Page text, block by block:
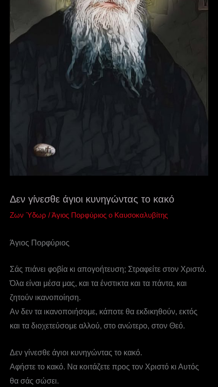
Δεν γίνεσθε άγιοι κυνηγώντας το κακό
Ζων Ύδωρ /Άγιος Πορφύριος ο Καυσοκαλυβίτης
Άγιος Πορφύριος
Σάς πιάνει φοβία κι απογοήτευση; Στραφείτε στον Χριστό.
Όλα είναι μέσα μας, και τα ένστικτα και τα πάντα, και
ζητούν ικανοποίηση.
Αν δεν τα ικανοποιήσομε, κάποτε θα εκδικηθούν, εκτός
και τα διοχετεύσομε αλλού, στο ανώτερο, στον Θεό.
Δεν γίνεσθε άγιοι κυνηγώντας το κακό.
Αφήστε το κακό. Να κοιτάζετε προς τον Χριστό κι Αυτός
θα σάς σώσει.